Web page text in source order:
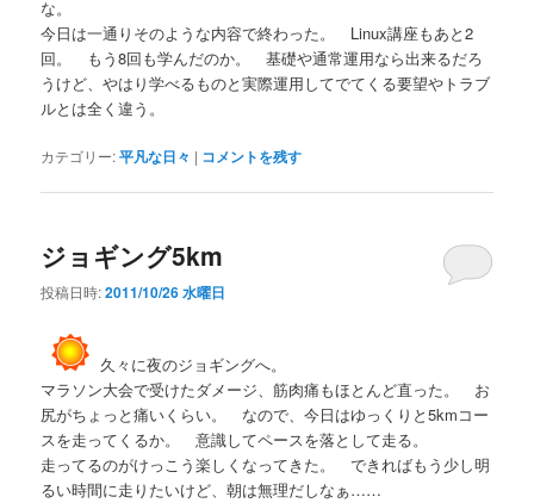
な。
今日は一通りそのような内容で終わった。 Linux講座もあと2
回。 もう8回も学んだのか。 基礎や通常運用なら出来るだろ
うけど、やはり学べるものと実際運用してでてくる要望やトラブ
ルとは全く違う。
カテゴリー:平凡な日々 | コメントを残す
ジョギング5km
投稿日時:2011/10/26 水曜日
久々に夜のジョギングへ。
マラソン大会で受けたダメージ、筋肉痛もほとんど直った。 お
尻がちょっと痛いくらい。 なので、今日はゆっくりと5kmコー
スを走ってくるか。 意識してペースを落として走る。
走ってるのがけっこう楽しくなってきた。 できればもう少し明
るい時間に走りたいけど、朝は無理だしなぁ……